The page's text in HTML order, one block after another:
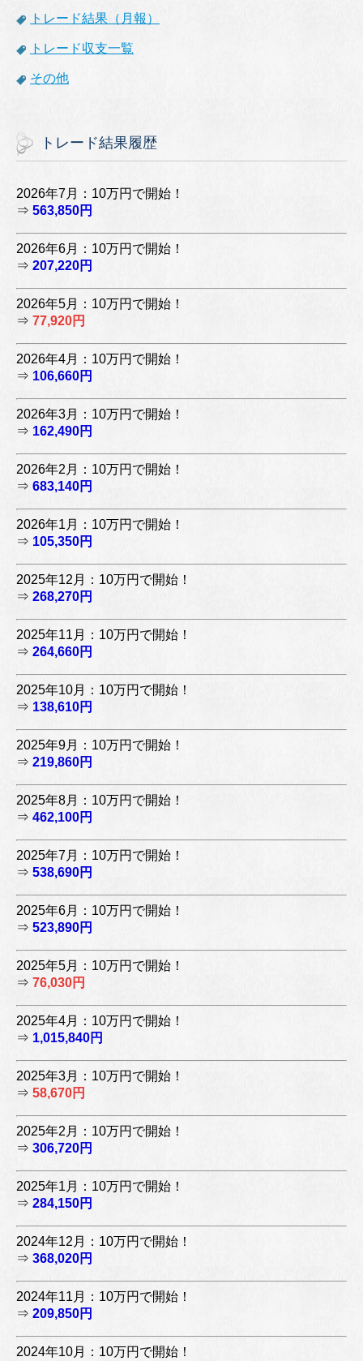
トレード結果（月報）
トレード収支一覧
その他
トレード結果履歴
2026年7月：10万円で開始！
⇒ 563,850円
2026年6月：10万円で開始！
⇒ 207,220円
2026年5月：10万円で開始！
⇒ 77,920円
2026年4月：10万円で開始！
⇒ 106,660円
2026年3月：10万円で開始！
⇒ 162,490円
2026年2月：10万円で開始！
⇒ 683,140円
2026年1月：10万円で開始！
⇒ 105,350円
2025年12月：10万円で開始！
⇒ 268,270円
2025年11月：10万円で開始！
⇒ 264,660円
2025年10月：10万円で開始！
⇒ 138,610円
2025年9月：10万円で開始！
⇒ 219,860円
2025年8月：10万円で開始！
⇒ 462,100円
2025年7月：10万円で開始！
⇒ 538,690円
2025年6月：10万円で開始！
⇒ 523,890円
2025年5月：10万円で開始！
⇒ 76,030円
2025年4月：10万円で開始！
⇒ 1,015,840円
2025年3月：10万円で開始！
⇒ 58,670円
2025年2月：10万円で開始！
⇒ 306,720円
2025年1月：10万円で開始！
⇒ 284,150円
2024年12月：10万円で開始！
⇒ 368,020円
2024年11月：10万円で開始！
⇒ 209,850円
2024年10月：10万円で開始！